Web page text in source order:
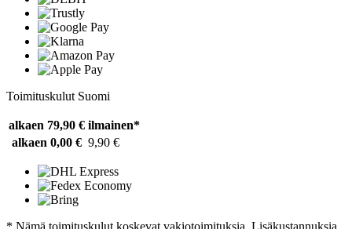
Toimituskulut Suomi
alkaen 79,90 € ilmainen*
alkaen 0,00 € 9,90 €
* Nämä toimituskulut koskevat vakiotoimituksia. Lisäkustannuksia